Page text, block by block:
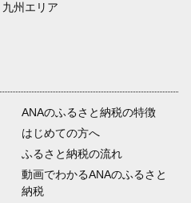
九州エリア
ANAのふるさと納税の特徴
はじめての方へ
ふるさと納税の流れ
動画でわかるANAのふるさと
納税